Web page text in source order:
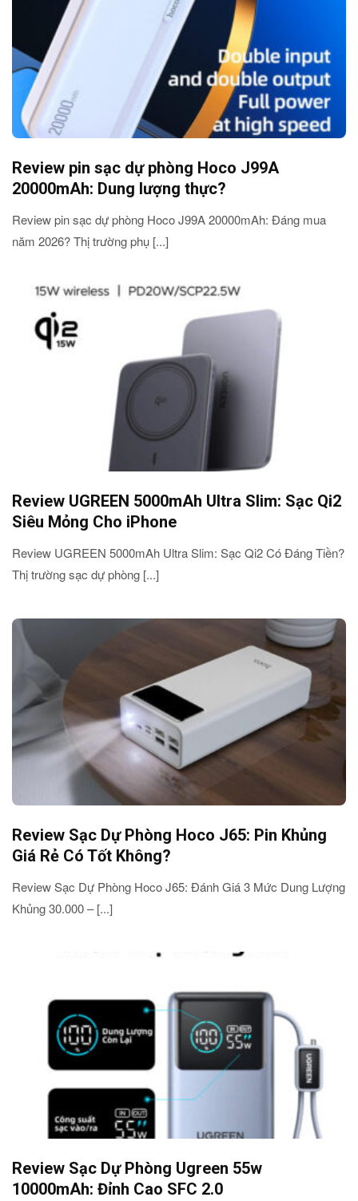
Review pin sạc dự phòng Hoco J99A
20000mAh: Dung lượng thực?
Review pin sạc dự phòng Hoco J99A 20000mAh: Đáng mua
năm 2026? Thị trường phụ [...]
Review UGREEN 5000mAh Ultra Slim: Sạc Qi2
Siêu Mỏng Cho iPhone
Review UGREEN 5000mAh Ultra Slim: Sạc Qi2 Có Đáng Tiền?
Thị trường sạc dự phòng [...]
Review Sạc Dự Phòng Hoco J65: Pin Khủng
Giá Rẻ Có Tốt Không?
Review Sạc Dự Phòng Hoco J65: Đánh Giá 3 Mức Dung Lượng
Khủng 30.000 – [...]
Review Sạc Dự Phòng Ugreen 55w
10000mAh: Đỉnh Cao SFC 2.0